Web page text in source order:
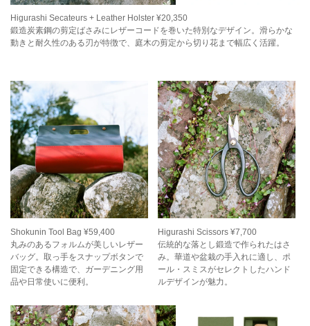
Higurashi Secateurs + Leather Holster ¥20,350
鍛造炭素鋼の剪定ばさみにレザーコードを巻いた特別なデザイン。滑らかな
動きと耐久性のある刃が特徴で、庭木の剪定から切り花まで幅広く活躍。
Shokunin Tool Bag ¥59,400
丸みのあるフォルムが美しいレザー
バッグ。取っ手をスナップボタンで
固定できる構造で、ガーデニング用
品や日常使いに便利。
Higurashi Scissors ¥7,700
伝統的な落とし鍛造で作られたはさ
み。華道や盆栽の手入れに適し、ポ
ール・スミスがセレクトしたハンド
ルデザインが魅力。